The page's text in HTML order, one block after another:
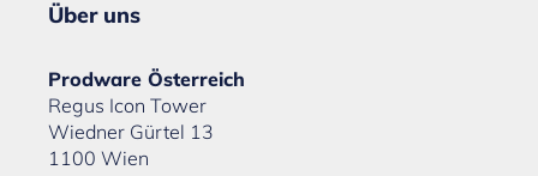
Über uns
Prodware Österreich
Regus Icon Tower
Wiedner Gürtel 13
1100 Wien